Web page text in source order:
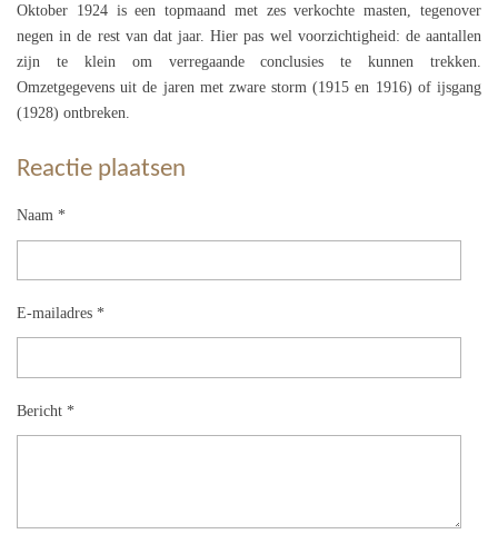
Oktober 1924 is een topmaand met zes verkochte masten, tegenover
negen in de rest van dat jaar. Hier pas wel voorzichtigheid: de aantallen
zijn te klein om verregaande conclusies te kunnen trekken.
Omzetgegevens uit de jaren met zware storm (1915 en 1916) of ijsgang
(1928) ontbreken.
Reactie plaatsen
Naam *
E-mailadres *
Bericht *